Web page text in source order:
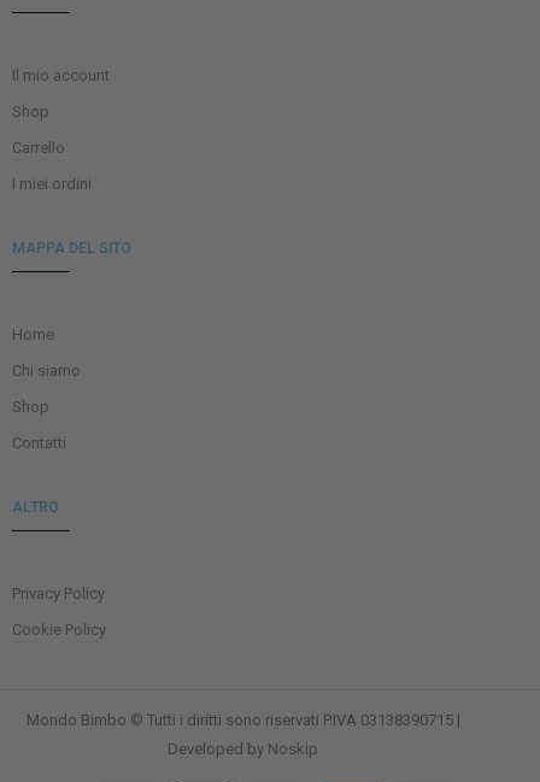
Il mio account
Shop
Carrello
I miei ordini
MAPPA DEL SITO
Home
Chi siamo
Shop
Contatti
ALTRO
Privacy Policy
Cookie Policy
Mondo Bimbo © Tutti i diritti sono riservati P.IVA 03138390715 |
Developed by Noskip